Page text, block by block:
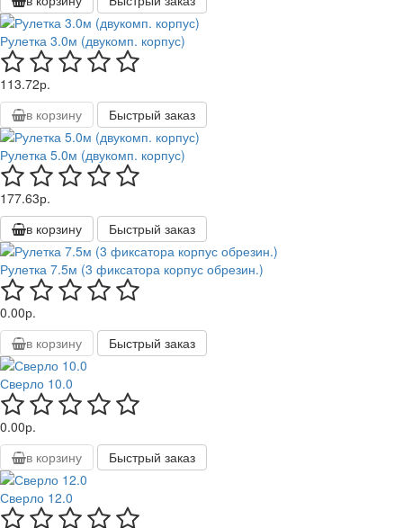
Рулетка 3.0м (двукомп. корпус)
113.72р.
в корзину
Быстрый заказ
Рулетка 5.0м (двукомп. корпус)
177.63р.
в корзину
Быстрый заказ
Рулетка 7.5м (3 фиксатора корпус обрезин.)
0.00р.
в корзину
Быстрый заказ
Сверло 10.0
0.00р.
в корзину
Быстрый заказ
Сверло 12.0